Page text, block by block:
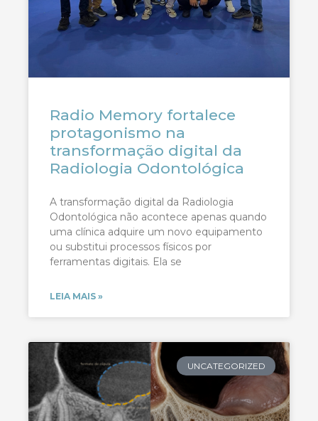
Radio Memory fortalece
protagonismo na
transformação digital da
Radiologia Odontológica
A transformação digital da Radiologia
Odontológica não acontece apenas quando
uma clínica adquire um novo equipamento
ou substitui processos físicos por
ferramentas digitais. Ela se
LEIA MAIS »
UNCATEGORIZED